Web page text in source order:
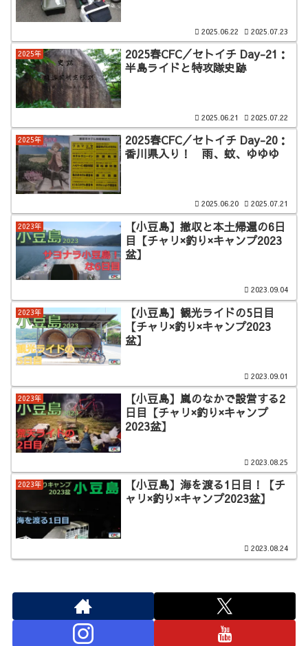
2025.06.22 2025.07.23
2025年
2025春CFC／セトイチ Day-21：
半島ライドと特攻隊史跡
2025.06.21 2025.07.22
2025年
2025春CFC／セトイチ Day-20：
香川県入り！ 雨、蚊、ゆゆゆ
2025.06.20 2025.07.21
2023年
【小豆島】撤収と本土帰還の6日
目【チャリ×釣り×キャンプ2023
盆】
2023.09.04
2023年
【小豆島】観光ライドの5日目
【チャリ×釣り×キャンプ2023
盆】
2023.09.01
2023年
【小豆島】嵐のなかで設営する2
日目【チャリ×釣り×キャンプ
2023盆】
2023.08.25
2023年
【小豆島】海を渡る1日目！【チ
ャリ×釣り×キャンプ2023盆】
2023.08.24